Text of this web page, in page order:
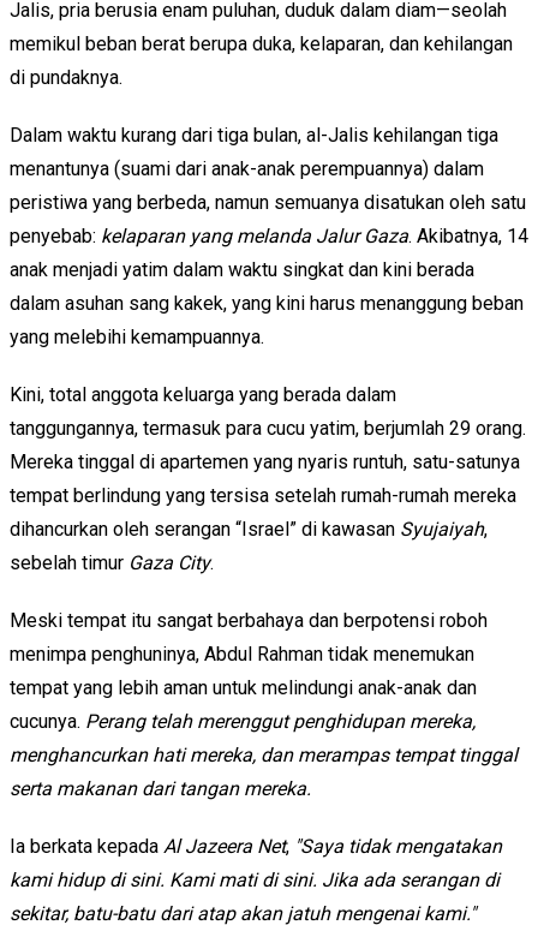
Jalis, pria berusia enam puluhan, duduk dalam diam—seolah
memikul beban berat berupa duka, kelaparan, dan kehilangan
di pundaknya.
Dalam waktu kurang dari tiga bulan, al-Jalis kehilangan tiga
menantunya (suami dari anak-anak perempuannya) dalam
peristiwa yang berbeda, namun semuanya disatukan oleh satu
penyebab: kelaparan yang melanda Jalur Gaza. Akibatnya, 14
anak menjadi yatim dalam waktu singkat dan kini berada
dalam asuhan sang kakek, yang kini harus menanggung beban
yang melebihi kemampuannya.
Kini, total anggota keluarga yang berada dalam
tanggungannya, termasuk para cucu yatim, berjumlah 29 orang.
Mereka tinggal di apartemen yang nyaris runtuh, satu-satunya
tempat berlindung yang tersisa setelah rumah-rumah mereka
dihancurkan oleh serangan “Israel” di kawasan Syujaiyah,
sebelah timur Gaza City.
Meski tempat itu sangat berbahaya dan berpotensi roboh
menimpa penghuninya, Abdul Rahman tidak menemukan
tempat yang lebih aman untuk melindungi anak-anak dan
cucunya. Perang telah merenggut penghidupan mereka,
menghancurkan hati mereka, dan merampas tempat tinggal
serta makanan dari tangan mereka.
Ia berkata kepada Al Jazeera Net, "Saya tidak mengatakan
kami hidup di sini. Kami mati di sini. Jika ada serangan di
sekitar, batu-batu dari atap akan jatuh mengenai kami."